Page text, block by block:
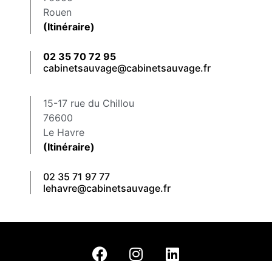
Rouen
(Itinéraire)
02 35 70 72 95
cabinetsauvage@cabinetsauvage.fr
15-17 rue du Chillou
76600
Le Havre
(Itinéraire)
02 35 71 97 77
lehavre@cabinetsauvage.fr